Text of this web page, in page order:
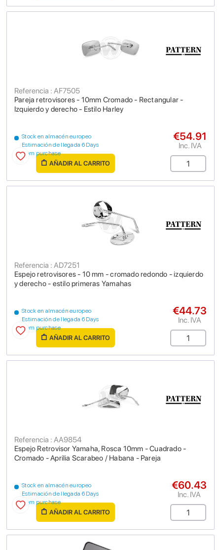
Pareja retrovisores - 10mm Cromado - Rectangular -
Izquierdo y derecho - Estilo Harley
Referencia : AF7505
Stock en almacén europeo
Estimación de llegada 6 Days
from purchase
€54.91
Inc. IVA
AÑADIR AL CARRITO
Espejo retrovisores - 10 mm - cromado redondo - izquierdo
y derecho - estilo primeras Yamahas
Referencia : AD7251
Stock en almacén europeo
Estimación de llegada 6 Days
from purchase
€44.73
Inc. IVA
AÑADIR AL CARRITO
Espejo Retrovisor Yamaha, Rosca 10mm - Cuadrado -
Cromado - Aprilia Scarabeo / Habana - Pareja
Referencia : AA9854
Stock en almacén europeo
Estimación de llegada 6 Days
from purchase
€60.43
Inc. IVA
AÑADIR AL CARRITO